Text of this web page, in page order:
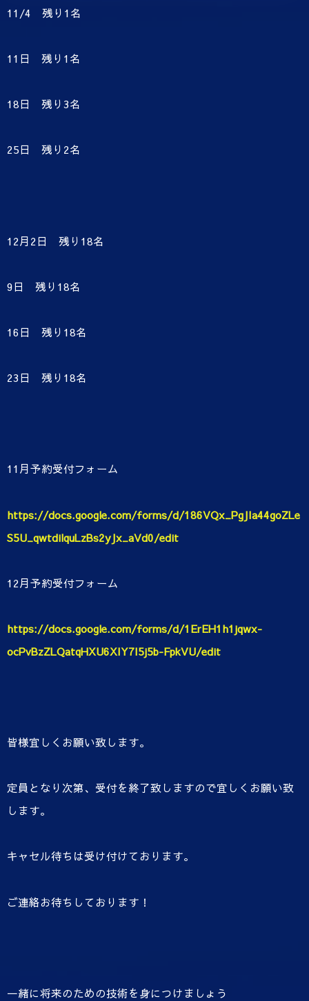
11/4 残り1名
11日 残り1名
18日 残り3名
25日 残り2名
12月2日 残り18名
9日 残り18名
16日 残り18名
23日 残り18名
11月予約受付フォーム
https://docs.google.com/forms/d/186VQx_PgJIa44goZLe
S5U_qwtdilquLzBs2yJx_aVd0/edit
12月予約受付フォーム
https://docs.google.com/forms/d/1ErEH1h1jqwx-
ocPvBzZLQatqHXU6XIY7I5j5b-FpkVU/edit
皆様宜しくお願い致します。
定員となり次第、受付を終了致しますので宜しくお願い致
します。
キャセル待ちは受け付けております。
ご連絡お待ちしております！
一緒に将来のための技術を身につけましょう